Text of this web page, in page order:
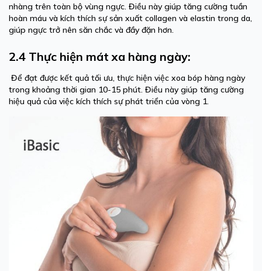
nhàng trên toàn bộ vùng ngực. Điều này giúp tăng cường tuần
hoàn máu và kích thích sự sản xuất collagen và elastin trong da,
giúp ngực trở nên săn chắc và đầy đặn hơn.
2.4 Thực hiện mát xa hàng ngày:
Để đạt được kết quả tối ưu, thực hiện việc xoa bóp hàng ngày
trong khoảng thời gian 10-15 phút. Điều này giúp tăng cường
hiệu quả của việc kích thích sự phát triển của vòng 1.